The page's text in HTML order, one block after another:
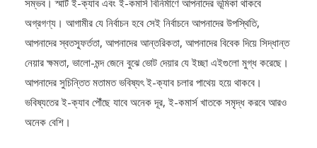
সম্ভব। স্মার্ট ই-ক্যাব এবং ই-কমার্স বিনির্মাণে আপনাদের ভূমিকা থাকবে
অগ্রগণ্য। আগামীর যে নির্বাচন হবে সেই নির্বাচনে আপনাদের উপস্থিতি,
আপনাদের স্বতস্ফূর্ততা, আপনাদের আন্তরিকতা, আপনাদের বিবেক দিয়ে সিদ্ধান্ত
নেয়ার ক্ষমতা, ভালো-মন্দ জেনে বুঝে ভোট দেয়ার যে ইচ্ছা এইগুলো মুগ্ধ করেছে।
আপনাদের সুচিন্তিত মতামত ভবিষ্যৎ ই-ক্যাব চলার পাথেয় হয়ে থাকবে।
ভবিষ্যতের ই-ক্যাব পৌঁছে যাবে অনেক দূর, ই-কমার্স খাতকে সমৃদ্ধ করবে আরও
অনেক বেশি।